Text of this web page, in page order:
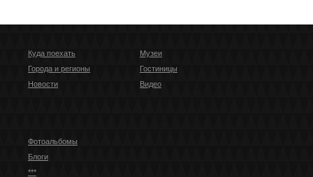
Куда поехать
Города и регионы
Новости
Музеи
Гостиницы
Видео
Фотоальбомы
Блоги
***